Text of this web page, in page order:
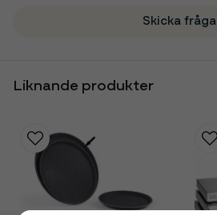
Skicka fråga
Liknande produkter